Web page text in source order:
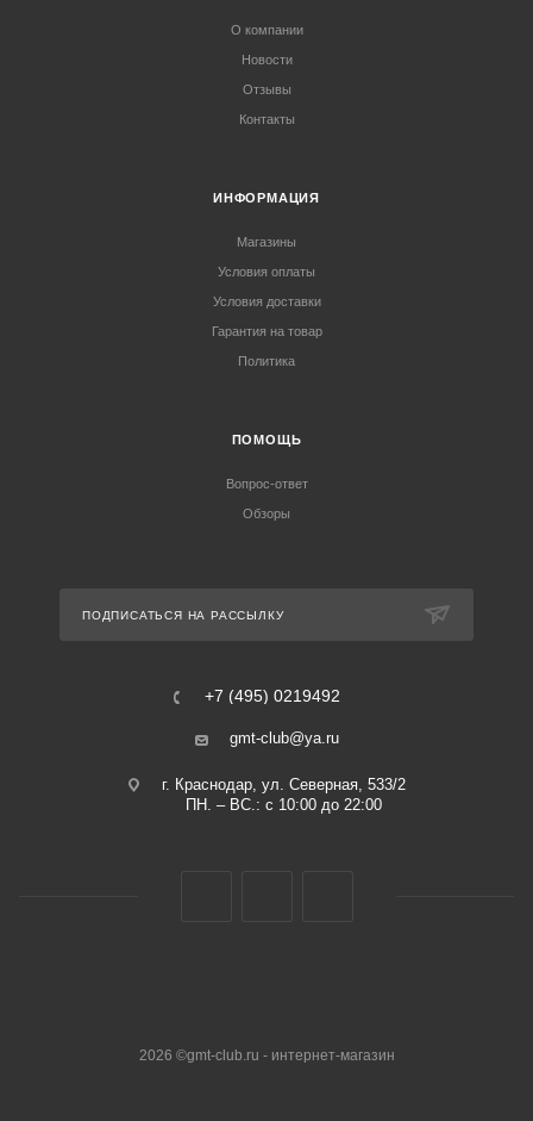
О компании
Новости
Отзывы
Контакты
ИНФОРМАЦИЯ
Магазины
Условия оплаты
Условия доставки
Гарантия на товар
Политика
ПОМОЩЬ
Вопрос-ответ
Обзоры
ПОДПИСАТЬСЯ НА РАССЫЛКУ
+7 (495) 0219492
gmt-club@ya.ru
г. Краснодар, ул. Северная, 533/2
ПН. – ВС.: с 10:00 до 22:00
2026 ©gmt-club.ru - интернет-магазин